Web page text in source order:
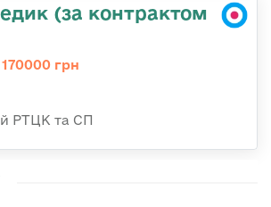
(за контрактом
грн
РТЦК та СП